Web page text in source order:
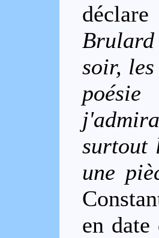
Brulard
soir,
surtout
une
en